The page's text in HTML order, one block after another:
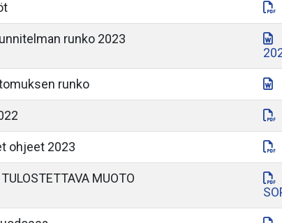
runko 2023
runko
ohjeet 2023
MUOTO